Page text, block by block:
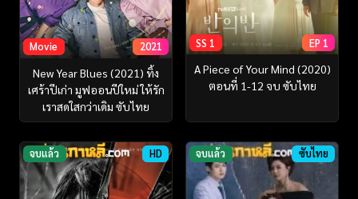
Movie 2021
New Year Blues (2021) ทิ้ง
เศร้าปีเก่า มูฟออนปีใหม่ ให้รัก
เราสดใสกว่าเดิม ซับไทย
SS 1 EP 1
A Piece of Your Mind (2020)
ตอนที่ 1-12 จบ ซับไทย
จบแล้ว HD จบแล้ว ซับไทย